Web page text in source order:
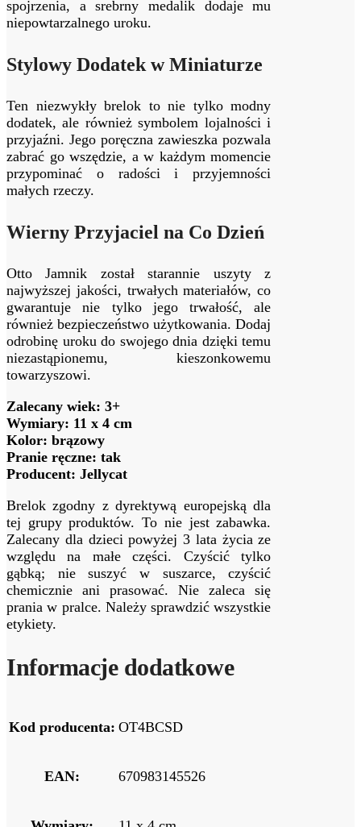
spojrzenia, a srebrny medalik dodaje mu
niepowtarzalnego uroku.
Stylowy Dodatek w Miniaturze
Ten niezwykły brelok to nie tylko modny
dodatek, ale również symbolem lojalności i
przyjaźni. Jego poręczna zawieszka pozwala
zabrać go wszędzie, a w każdym momencie
przypominać o radości i przyjemności
małych rzeczy.
Wierny Przyjaciel na Co Dzień
Otto Jamnik został starannie uszyty z
najwyższej jakości, trwałych materiałów, co
gwarantuje nie tylko jego trwałość, ale
również bezpieczeństwo użytkowania. Dodaj
odrobinę uroku do swojego dnia dzięki temu
niezastąpionemu, kieszonkowemu
towarzyszowi.
Zalecany wiek: 3+
Wymiary: 11 x 4 cm
Kolor: brązowy
Pranie ręczne: tak
Producent: Jellycat
Brelok zgodny z dyrektywą europejską dla
tej grupy produktów. To nie jest zabawka.
Zalecany dla dzieci powyżej 3 lata życia ze
względu na małe części. Czyścić tylko
gąbką; nie suszyć w suszarce, czyścić
chemicznie ani prasować. Nie zaleca się
prania w pralce. Należy sprawdzić wszystkie
etykiety.
Informacje dodatkowe
Kod producenta: OT4BCSD
EAN: 670983145526